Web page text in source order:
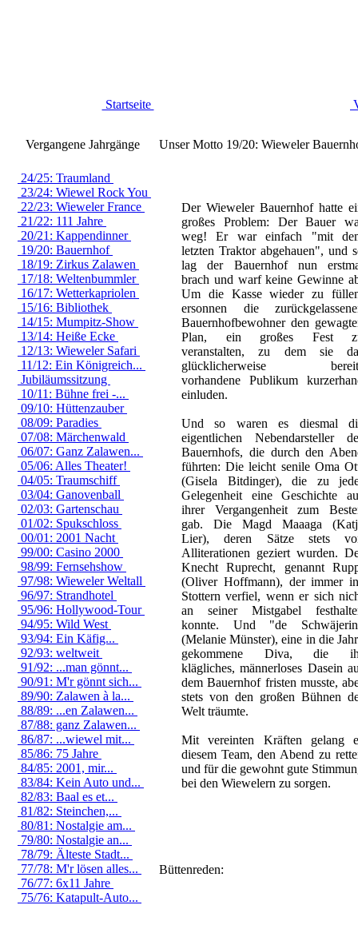
Startseite
Vergangene Jahrgänge
24/25: Traumland
23/24: Wiewel Rock You
22/23: Wieweler France
21/22: 111 Jahre
20/21: Kappendinner
19/20: Bauernhof
18/19: Zirkus Zalawen
17/18: Weltenbummler
16/17: Wetterkapriolen
15/16: Bibliothek
14/15: Mumpitz-Show
13/14: Heiße Ecke
12/13: Wieweler Safari
11/12: Ein Königreich...
Jubiläumssitzung
10/11: Bühne frei -...
09/10: Hüttenzauber
08/09: Paradies
07/08: Märchenwald
06/07: Ganz Zalawen...
05/06: Alles Theater!
04/05: Traumschiff
03/04: Ganovenball
02/03: Gartenschau
01/02: Spukschloss
00/01: 2001 Nacht
99/00: Casino 2000
98/99: Fernsehshow
97/98: Wieweler Weltall
96/97: Strandhotel
95/96: Hollywood-Tour
94/95: Wild West
93/94: Ein Käfig...
92/93: weltweit
91/92: ...man gönnt...
90/91: M'r gönnt sich...
89/90: Zalawen à la...
88/89: ...en Zalawen...
87/88: ganz Zalawen...
86/87: ...wiewel mit...
85/86: 75 Jahre
84/85: 2001, mir...
83/84: Kein Auto und...
82/83: Baal es et...
81/82: Steinchen,...
80/81: Nostalgie am...
79/80: Nostalgie an...
78/79: Älteste Stadt...
77/78: M'r lösen alles...
76/77: 6x11 Jahre
75/76: Katapult-Auto...
Unser Motto 19/20: Wieweler
Der Wieweler Bauernhof hatte
großes Problem: Der Bauer
weg! Er war einfach "mit
letzten Traktor abgehauen", und
lag der Bauernhof nun
brach und warf keine Gewinne
Um die Kasse wieder zu
ersonnen die
Bauernhofbewohner den
Plan, ein großes Fest
veranstalten, zu dem sie
glücklicherweise
vorhandene Publikum
einluden.
Und so waren es diesmal
eigentlichen Nebendarsteller
Bauernhofs, die durch den
führten: Die leicht senile Oma
(Gisela Bitdinger), die zu
Gelegenheit eine Geschichte
ihrer Vergangenheit zum
gab. Die Magd Maaaga
Lier), deren Sätze stets
Alliterationen geziert wurden.
Knecht Ruprecht, genannt
(Oliver Hoffmann), der immer
Stottern verfiel, wenn er sich
an seiner Mistgabel
konnte. Und "de
(Melanie Münster), eine in die
gekommene Diva, die
klägliches, männerloses Dasein
dem Bauernhof fristen musste,
stets von den großen Bühnen
Welt träumte.
Mit vereinten Kräften gelang
diesem Team, den Abend zu
und für die gewohnt gute
bei den Wiewelern zu sorgen.
Büttenreden: